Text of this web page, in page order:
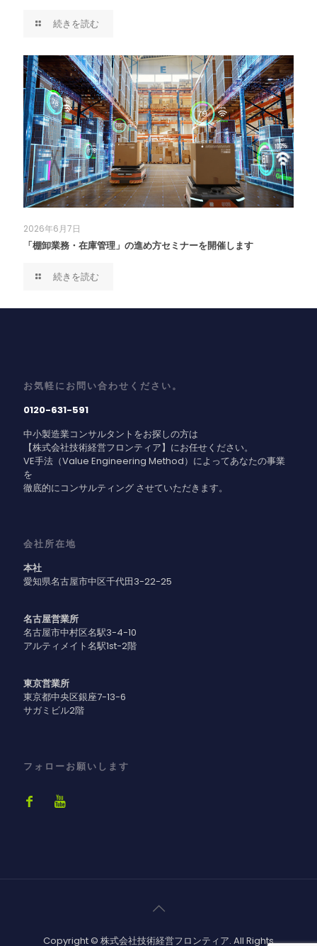
続きを読む
2026年6月7日
「棚卸業務・在庫管理」の進め方セミナーを開催します
続きを読む
お気軽にお問い合わせください。
0120-631-591
中小製造業コンサルタントをお探しの方は
【株式会社技術経営フロンティア】にお任せください。
VE手法（Value Engineering Method）によってあなたの事業
を
徹底的にコンサルティング させていただきます。
会社所在地
本社
愛知県名古屋市中区千代田3-22-25
名古屋営業所
名古屋市中村区名駅3-4-10
アルティメイト名駅1st-2階
東京営業所
東京都中央区銀座7-13-6
サガミビル2階
フォローお願いします
Copyright © 株式会社技術経営フロンティア. All Rights